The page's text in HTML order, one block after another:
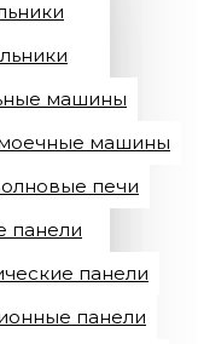
машины
машины
печи
панели
панели
панели